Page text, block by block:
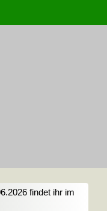
findet ihr im